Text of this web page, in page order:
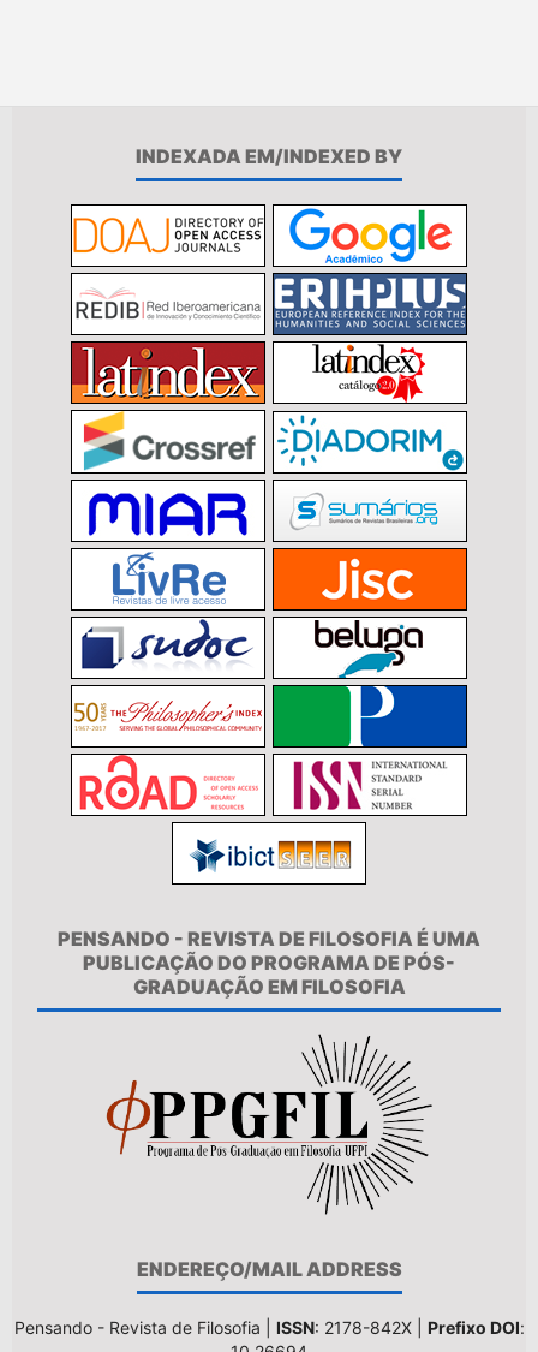
INDEXADA EM/INDEXED BY
PENSANDO - REVISTA DE FILOSOFIA É UMA
PUBLICAÇÃO DO PROGRAMA DE PÓS-
GRADUAÇÃO EM FILOSOFIA
ENDEREÇO/MAIL ADDRESS
Pensando - Revista de Filosofia | ISSN: 2178-842X | Prefixo DOI: